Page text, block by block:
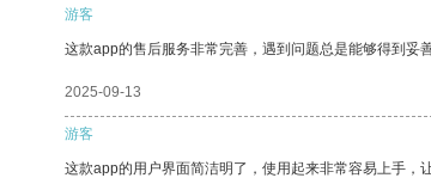
游客
这款app的售后服务非常完善，遇到问题总是能够得到妥
2025-09-13
游客
这款app的用户界面简洁明了，使用起来非常容易上手，